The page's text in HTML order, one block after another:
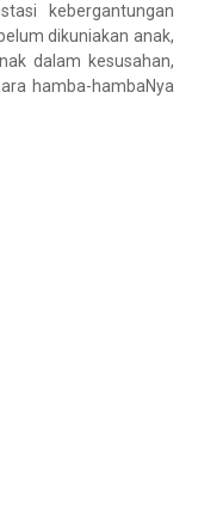
kebergantungan
dikuniakan anak,
dalam kesusahan,
hamba-hambaNya